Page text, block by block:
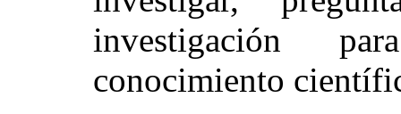
investigación
conocimiento